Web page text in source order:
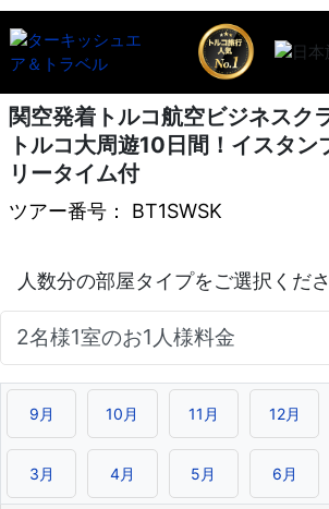
関空発着トルコ航空ビジネスク
トルコ大周遊10日間！イスタン
リータイム付
ツアー番号： BT1SWSK
9月 10月 11月 12月
3月 4月 5月 6月